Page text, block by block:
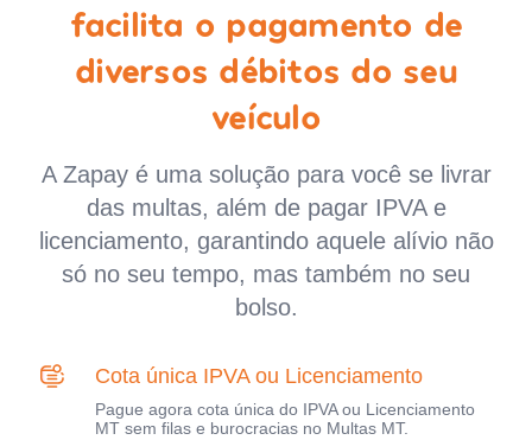
facilita o pagamento de
diversos débitos do seu
veículo
A Zapay é uma solução para você se livrar
das multas, além de pagar IPVA e
licenciamento, garantindo aquele alívio não
só no seu tempo, mas também no seu
bolso.
Cota única IPVA ou Licenciamento
Pague agora cota única do IPVA ou Licenciamento
MT sem filas e burocracias no Multas MT.